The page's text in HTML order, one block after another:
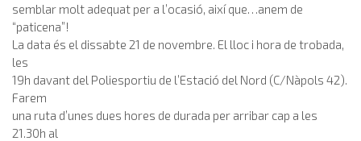
semblar molt adequat per a l’ocasió, així que…anem de
“paticena”!
La data és el dissabte 21 de novembre. El lloc i hora de trobada,
les
19h davant del Poliesportiu de l’Estació del Nord (C/Nàpols 42).
Farem
una ruta d’unes dues hores de durada per arribar cap a les
21.30h al